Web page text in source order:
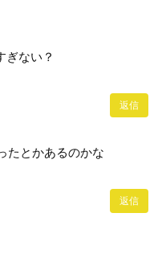
ぎない？
返信
たとかあるのかな
返信